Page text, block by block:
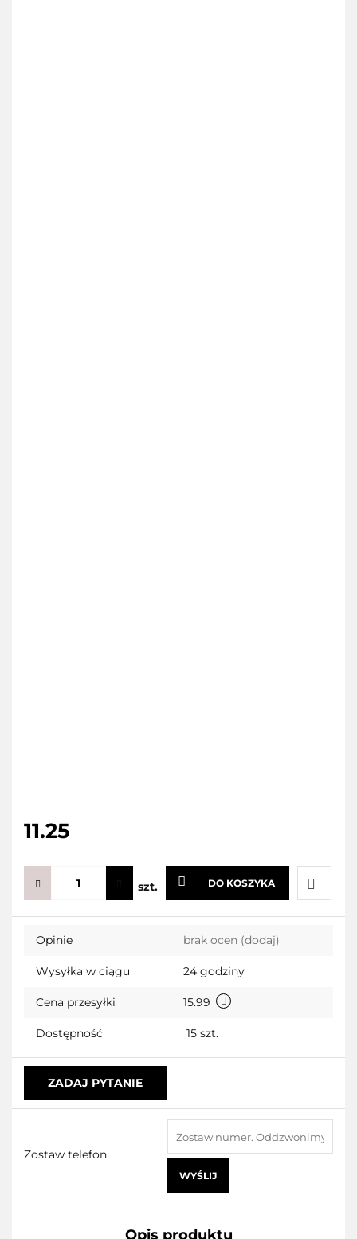
11.25
szt. DO KOSZYKA
Do
Opinie brak ocen (dodaj)
Wysyłka w ciągu 24 godziny
Cena przesyłki 15.99
Dostępność 15 szt.
ZADAJ PYTANIE
Zostaw telefon
WYŚLIJ
Opis produktu